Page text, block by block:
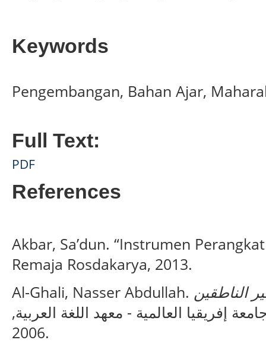
Keywords
Pengembangan, Bahan Ajar,
Full Text:
PDF
References
Akbar, Sa’dun. “Instrumen
Remaja Rosdakarya, 2013.
Al-Ghali, Nasser Abdullah. الناطقين
إفريقيا العالمية - معهد اللغة العربية,
2006.